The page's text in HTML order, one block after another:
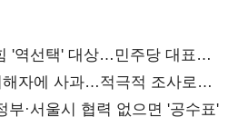
'역선택' 대상…민주당 대표로
자에 사과…적극적 조사로
·서울시 협력 없으면 '공수표'